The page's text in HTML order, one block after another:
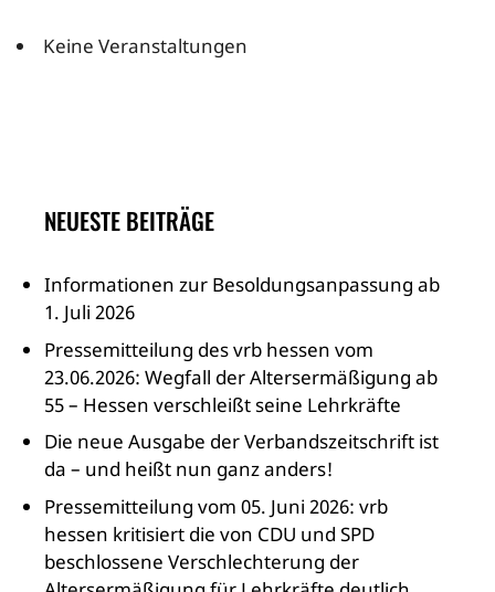
Keine Veranstaltungen
NEUESTE BEITRÄGE
Informationen zur Besoldungsanpassung ab
1. Juli 2026
Pressemitteilung des vrb hessen vom
23.06.2026: Wegfall der Altersermäßigung ab
55 – Hessen verschleißt seine Lehrkräfte
Die neue Ausgabe der Verbandszeitschrift ist
da – und heißt nun ganz anders!
Pressemitteilung vom 05. Juni 2026: vrb
hessen kritisiert die von CDU und SPD
beschlossene Verschlechterung der